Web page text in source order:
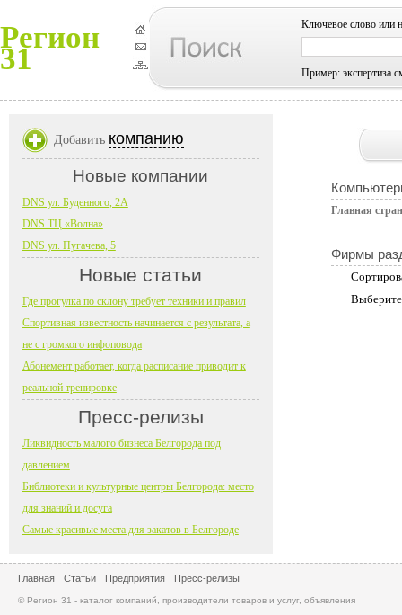
Регион
31
Ключевое слово или
Пример: экспертиза
Главная
Фирмы
Добавить компанию
Новые компании
DNS ул. Буденного, 2А
DNS ТЦ «Волна»
DNS ул. Пугачева, 5
Новые статьи
Где прогулка по склону требует техники и правил
Спортивная известность начинается с результата, а
не с громкого инфоповода
Абонемент работает, когда расписание приводит к
реальной тренировке
Пресс-релизы
Ликвидность малого бизнеса Белгорода под
давлением
Библиотеки и культурные центры Белгорода: место
для знаний и досуга
Самые красивые места для закатов в Белгороде
Главная Статьи Предприятия Пресс-релизы
© Регион 31 - каталог компаний, производители товаров и услуг, объявления